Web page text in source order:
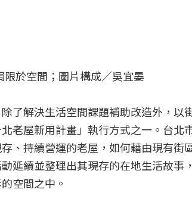
於空間；圖片構成／吳宜晏
了解決生活空間課題補助改造外，以
老屋新用計畫」執行方式之一。台北
、持續營運的老屋，如何藉由現有街
延續並整理出其現存的在地生活故事
空間之中。